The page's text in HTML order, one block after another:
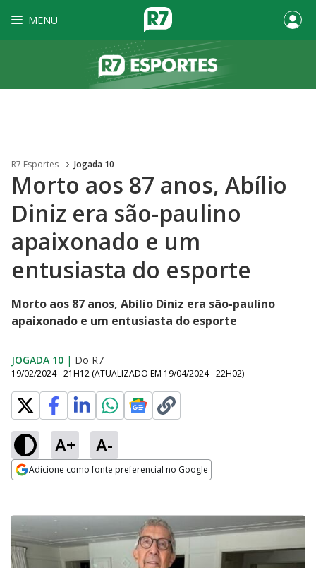
MENU
R7 Esportes Jogada 10
Morto aos 87 anos, Abílio
Diniz era são-paulino
apaixonado e um
entusiasta do esporte
Morto aos 87 anos, Abílio Diniz era são-paulino
apaixonado e um entusiasta do esporte
JOGADA 10 | Do R7
19/02/2024 - 21H12 (ATUALIZADO EM 19/04/2024 - 22H02)
A+ A-
Adicione como fonte preferencial no Google